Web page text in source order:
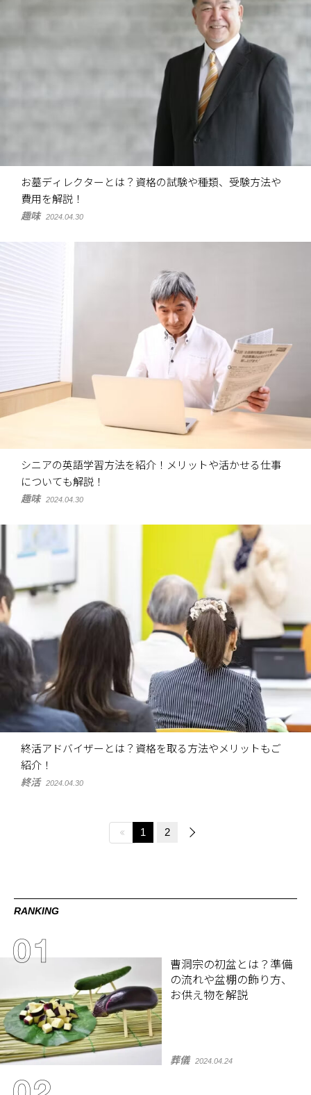
お墓ディレクターとは？資格の試験や種類、受験方法や
費用を解説！
趣味 2024.04.30
シニアの英語学習方法を紹介！メリットや活かせる仕事
についても解説！
趣味 2024.04.30
終活アドバイザーとは？資格を取る方法やメリットもご
紹介！
終活 2024.04.30
1 2
RANKING
曹洞宗の初盆とは？準備
の流れや盆棚の飾り方、
お供え物を解説
葬儀 2024.04.24